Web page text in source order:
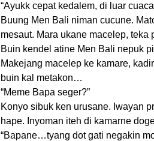
“Ayukk cepat kedalem, di luar
Buung Men Bali niman cucune.
mesaut. Mara ukane macelep,
Buin kendel atine Men Bali nepuk
Makejang macelep ke kamare,
buin kal metakon…
“Meme Bapa seger?”
Konyo sibuk ken urusane. Iwayan
hape. Inyoman iteh di kamarne
“Bapane…tyang dot gati negakin